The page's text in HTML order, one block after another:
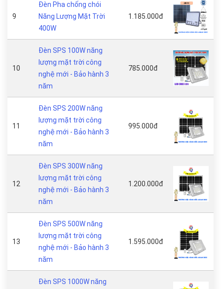
9
Đèn Pha chống chói
Năng Lượng Mặt Trời
400W
1.185.000đ
10
Đèn SPS 100W năng
lượng mặt trời công
nghệ mới - Bảo hành 3
năm
785.000đ
11
Đèn SPS 200W năng
lượng mặt trời công
nghệ mới - Bảo hành 3
năm
995.000đ
12
Đèn SPS 300W năng
lượng mặt trời công
nghệ mới - Bảo hành 3
năm
1.200.000đ
13
Đèn SPS 500W năng
lượng mặt trời công
nghệ mới - Bảo hành 3
năm
1.595.000đ
Đèn SPS 1000W năng